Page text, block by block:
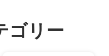
ゴリー